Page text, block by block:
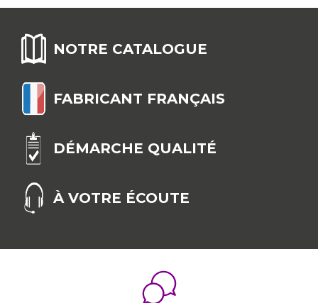
NOTRE CATALOGUE
FABRICANT FRANÇAIS
DÉMARCHE QUALITÉ
À VOTRE ÉCOUTE